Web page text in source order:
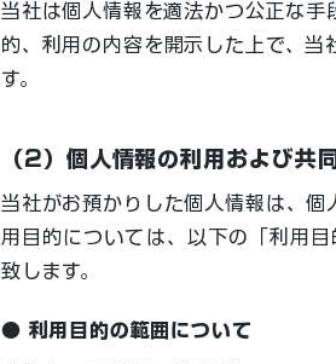
当社は個人情報を適法かつ公正な手
的、利用の内容を開示した上で、
す。
（2）個人情報の利用および共
当社がお預かりした個人情報は、個
用目的については、以下の「利用
致します。
● 利用目的の範囲について